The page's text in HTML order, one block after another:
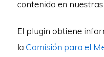
contenido en nuestras
El plugin obtiene
la Comisión para el